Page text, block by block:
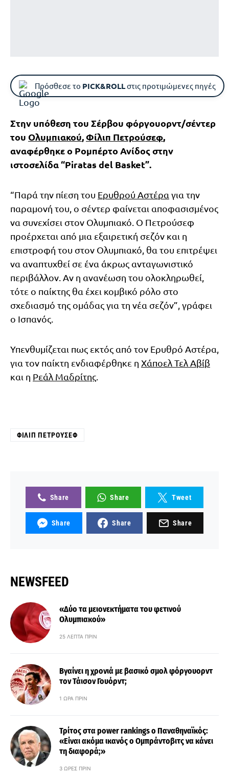
Πρόσθεσε το PICK&ROLLστις προτιμώμενες πηγές
Στην υπόθεση του Σέρβου φόργουορντ/σέντερ
του Ολυμπιακού,Φίλιπ Πετρούσεφ,
αναφέρθηκε ο Ρομπέρτο Ανίδος στην
ιστοσελίδα “Piratas del Basket”.
“Παρά την πίεση του Ερυθρού Αστέρα για την
παραμονή του, ο σέντερ φαίνεται αποφασισμένος
να συνεχίσει στον Ολυμπιακό. Ο Πετρούσεφ
προέρχεται από μια εξαιρετική σεζόν και η
επιστροφή του στον Ολυμπιακό, θα του επιτρέψει
να αναπτυχθεί σε ένα άκρως ανταγωνιστικό
περιβάλλον. Αν η ανανέωση του ολοκληρωθεί,
τότε ο παίκτης θα έχει κομβικό ρόλο στο
σχεδιασμό της ομάδας για τη νέα σεζόν”, γράφει
ο Ισπανός.
Υπενθυμίζεται πως εκτός από τον Ερυθρό Αστέρα,
για τον παίκτη ενδιαφέρθηκε η Χάποελ Τελ Αβίβ
και η Ρεάλ Μαδρίτης
ΦΊΛΙΠ ΠΕΤΡΟΎΣΕΦ
Share Share Tweet
Share Share Share
NEWSFEED
«Δύο τα μειονεκτήματα του φετινού
Ολυμπιακού»
25 ΛΕΠΤΆ ΠΡΙΝ
Βγαίνει η χρονιά με βασικό σμολ φόργουορντ
τον Τάισον Γουόρντ;
1 ΏΡΑ ΠΡΙΝ
Τρίτος στα power rankings ο Παναθηναϊκός:
«Είναι ακόμα ικανός ο Ομπράντοβιτς να κάνει
τη διαφορά;»
3 ΏΡΕΣ ΠΡΙΝ